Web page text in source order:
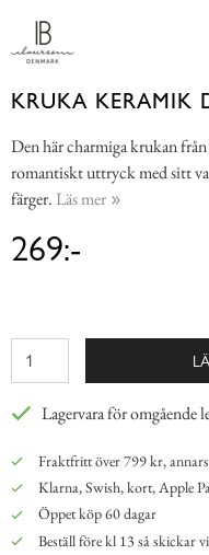
KRUKA KERAMIK
Den här charmiga krukan
romantiskt uttryck med sitt
färger. Läs mer
269:-
Lagervara för omgående
Fraktfritt över 799 kr,
Klarna, Swish, kort, Apple
Öppet köp 60 dagar
Beställ före kl 13 så skickar